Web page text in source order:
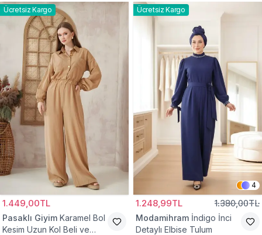
Ücretsiz Kargo
1.449,00TL
Pasaklı Giyim Karamel Bol
Kesim Uzun Kol Beli ve
Ücretsiz Kargo
4
1.248,99TL 1.380,00TL
Modamihram İndigo İnci
Detaylı Elbise Tulum